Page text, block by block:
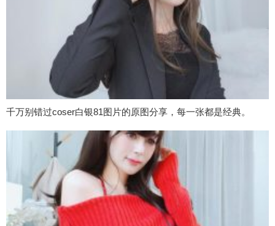
千万别错过coser白银81图片的原图分享，每一张都是经典。